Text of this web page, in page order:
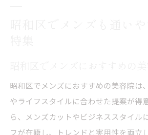
昭和区でメンズにおすすめの美容院は
やライフスタイルに合わせた提案が得
ら、メンズカットやビジネススタイル
フが在籍し、トレンドと実用性を両立